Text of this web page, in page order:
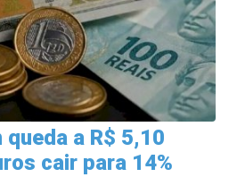
a R$ 5,10
cair para 14%